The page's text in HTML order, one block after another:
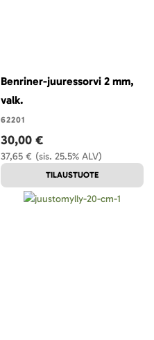
Benriner-juuressorvi 2 mm,
valk.
62201
(sis. 25.5% ALV)
37,65 €
30,00 €
TILAUSTUOTE